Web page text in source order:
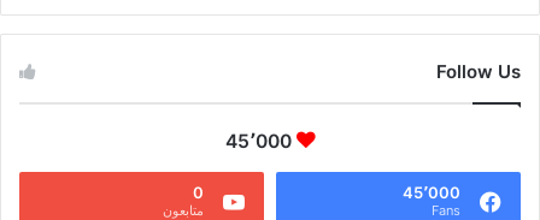
Follow Us
45٬000
45٬000
Fans
0
متابعون